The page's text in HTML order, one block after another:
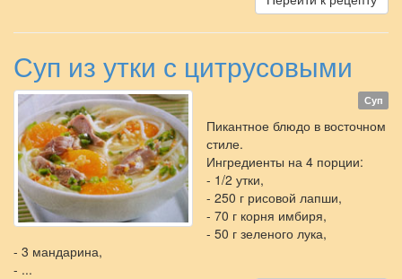
Суп из утки с цитрусовыми
Суп
Пикантное блюдо в восточном
стиле.
Ингредиенты на 4 порции:
- 1/2 утки,
- 250 г рисовой лапши,
- 70 г корня имбиря,
- 50 г зеленого лука,
- 3 мандарина,
- ...